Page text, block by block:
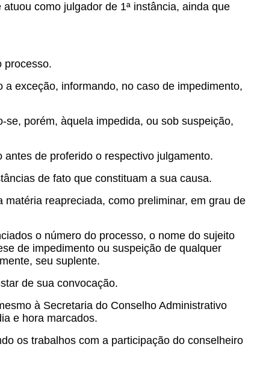
como julgador de 1ª instância, ainda que
processo.
exceção, informando, no caso de impedimento,
porém, àquela impedida, ou sob suspeição,
de proferido o respectivo julgamento.
de fato que constituam a sua causa.
reapreciada, como preliminar, em grau de
o número do processo, o nome do sujeito
de impedimento ou suspeição de qualquer
seu suplente.
de sua convocação.
à Secretaria do Conselho Administrativo
e hora marcados.
os trabalhos com a participação do conselheiro